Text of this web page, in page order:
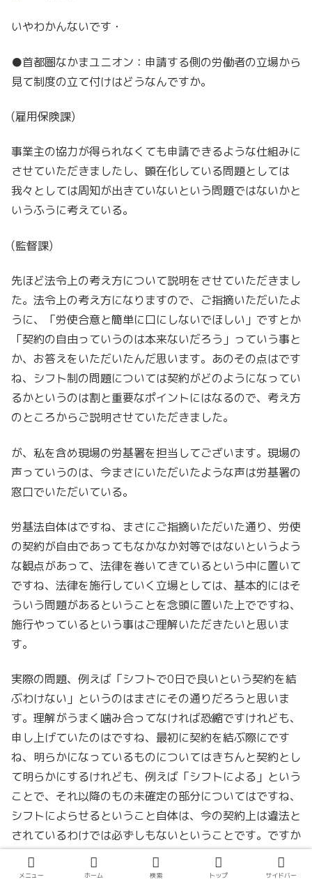
いやわかんないです・
●首都圏なかまユニオン：申請する側の労働者の立場から
見て制度の立て付けはどうなんですか。
(雇用保険課)
事業主の協力が得られなくても申請できるような仕組みに
させていただきましたし、顕在化している問題としては
我々としては周知が出きていないという問題ではないかと
いうふうに考えている。
(監督課)
先ほど法令上の考え方について説明をさせていただきまし
た。法令上の考え方になりますので、ご指摘いただいたよ
うに、「労使合意と簡単に口にしないでほしい」ですとか
「契約の自由っていうのは本来ないだろう」っていう事と
か、お答えをいただいたんだ思います。あのその点はです
ね、シフト制の問題については契約がどのようになってい
るかというのは割と重要なポイントにはなるので、考え方
のところからご説明させていただきました。
が、私を含め現場の労基署を担当してございます。現場の
声っていうのは、今まさにいただいたような声は労基署の
窓口でいただいている。
労基法自体はですね、まさにご指摘いただいた通り、労使
の契約が自由であってもなかなか対等ではないというよう
な観点があって、法律を巻いてきているという中に置いて
ですね、法律を施行していく立場としては、基本的にはそ
ういう問題があるということを念頭に置いた上でですね、
施行やっているという事はご理解いただきたいと思いま
す。
実際の問題、例えば「シフトで0日で良いという契約を結
ぶわけない」というのはまさにその通りだろうと思いま
す。理解がうまく噛み合ってなければ恐縮ですけれども、
申し上げていたのはですね、最初に契約を結ぶ際にです
ね、明らかになっているものについてはきちんと契約とし
て明らかにするけれども、例えば「シフトによる」という
ことで、それ以降のもの未確定の部分についてはですね、
シフトによらせるということ自体は、今の契約上は違法と
されているわけでは必ずしもないということです。ですか
ら、労基法15条との関係で申し上げれば、最初に契約を
するときにはですね、おそらく1ヶ月とか1週間とか最初
メニュー ホーム 検索 トップ サイドバー